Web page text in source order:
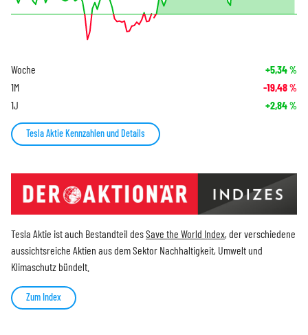
Woche +5,34%
1M -19,48%
1J +2,84%
Tesla Aktie Kennzahlen und Details
Tesla Aktie ist auch Bestandteil desSave the World Index, der verschiedene
aussichtsreiche Aktien aus dem Sektor Nachhaltigkeit, Umwelt und
Klimaschutz bündelt.
Zum Index